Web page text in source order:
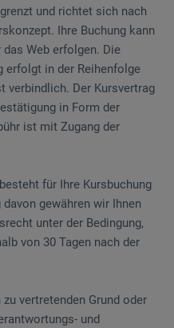
und richtet sich nach
Ihre Buchung kann
Web erfolgen. Die
erfolgt in der Reihenfolge
verbindlich. Der Kursvertrag
in Form der
ist mit Zugang der
für Ihre Kursbuchung
gewähren wir Ihnen
unter der Bedingung,
von 30 Tagen nach der
vertretenden Grund oder
und